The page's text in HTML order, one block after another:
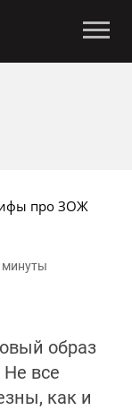
про ЗОЖ
минуты
образ
все
как и